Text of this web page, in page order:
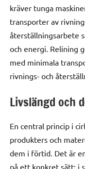
kräver tunga
transporter av
återställningsarbete
och energi. Relining
med minimala
rivnings- och
Livslängd och
En central princip i
produkters och
dem i förtid. Det är
på ett konkret sätt: i